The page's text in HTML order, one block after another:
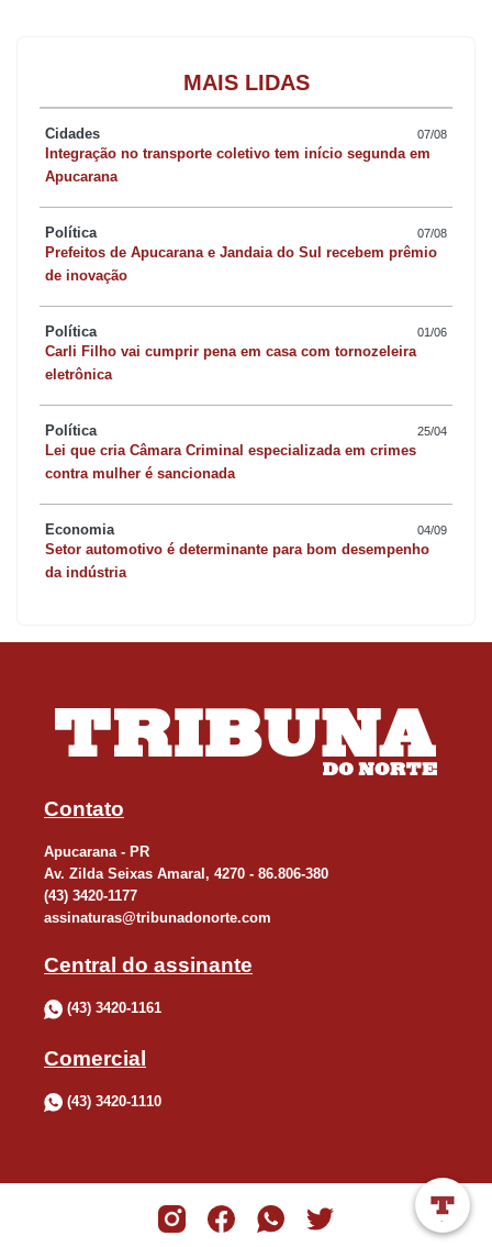
MAIS LIDAS
Cidades 07/08
Integração no transporte coletivo tem início segunda em
Apucarana
Política 07/08
Prefeitos de Apucarana e Jandaia do Sul recebem prêmio
de inovação
Política 01/06
Carli Filho vai cumprir pena em casa com tornozeleira
eletrônica
Política 25/04
Lei que cria Câmara Criminal especializada em crimes
contra mulher é sancionada
Economia 04/09
Setor automotivo é determinante para bom desempenho
da indústria
Contato
Apucarana - PR
Av. Zilda Seixas Amaral, 4270 - 86.806-380
(43) 3420-1177
assinaturas@tribunadonorte.com
Central do assinante
(43) 3420-1161
Comercial
(43) 3420-1110